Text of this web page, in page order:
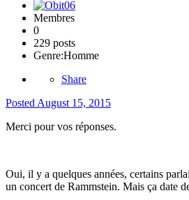
Membres
0
229 posts
Genre:Homme
Share
Posted August 15, 2015
Merci pour vos réponses.
Oui, il y a quelques années, certains
un concert de Rammstein. Mais ça date